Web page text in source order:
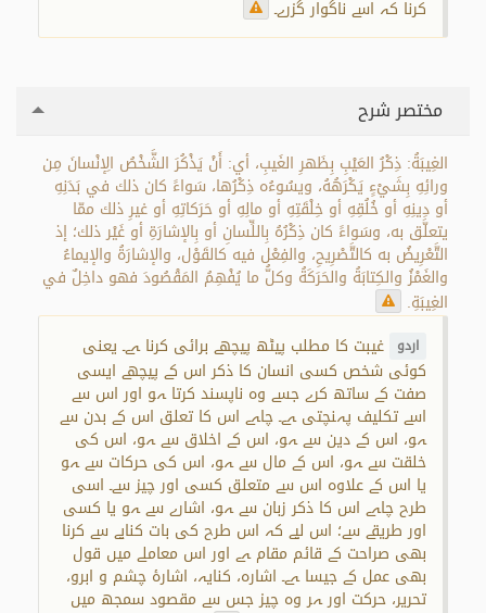
کرنا کہ اسے ناگوار گزرے۔
مختصر شرح
الغِيبَةُ: ذِكْرُ العَيْبِ بِظَهرِ الغَيبِ، أي: أَنْ يَذْكُرَ الشَّخْصُ الِإنْسانَ مِن
ورائِهِ بِشَيْءٍ يَكْرَهُهُ، ويسُوءُه ذِكْرُها، سَواءً كان ذلك في بَدَنِهِ
أو دِينِهِ أو خُلُقِهِ أو خِلْقَتِهِ أو مالِهِ أو حَرَكاتِهِ أو غيرِ ذلك ممّا
يتعلَّق به، وسَواءً كان ذِكْرُهُ بِاللِّسانِ أو بِالإشارَةِ أو غَيْر ذلك؛ إذ
التَّعْرِيضُ به كالتَّصْرِيحِ، والفِعْل فيه كالقَوْل، والإشارَةُ والإيماءُ
والغَمْزُ والكِتابَةُ والحَرَكَةُ وكلُّ ما يُفْهِمُ المَقْصُودَ فهو داخِلٌ في
الغِيبَةِ.
اردو غیبت کا مطلب پیٹھ پیچھے برائی کرنا ہے۔ یعنی
کوئی شخص کسی انسان کا ذکر اس کے پیچھے ایسی
صفت کے ساتھ کرے جسے وہ ناپسند کرتا ہو اور اس سے
اسے تکلیف پہنچتی ہے۔ چاہے اس کا تعلق اس کے بدن سے
ہو، اس کے دین سے ہو، اس کے اخلاق سے ہو، اس کی
خلقت سے ہو، اس کے مال سے ہو، اس کی حرکات سے ہو
یا اس کے علاوہ اس سے متعلق کسی اور چیز سے۔ اسی
طرح چاہے اس کا ذکر زبان سے ہو، اشارے سے ہو یا کسی
اور طریقے سے؛ اس لیے کہ اس طرح کی بات کنایے سے کرنا
بھی صراحت کے قائم مقام ہے اور اس معاملے میں قول
بھی عمل کے جیسا ہے۔ اشارہ، کنایہ، اشارۂ چشم و ابرو،
تحریر، حرکت اور ہر وہ چیز جس سے مقصود سمجھ میں